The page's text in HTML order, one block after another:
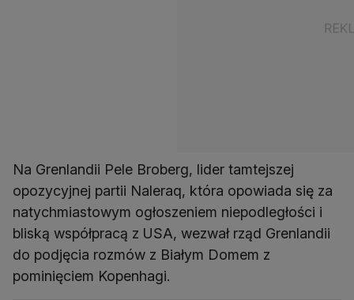
Na Grenlandii Pele Broberg, lider tamtejszej
opozycyjnej partii Naleraq, która opowiada się za
natychmiastowym ogłoszeniem niepodległości i
bliską współpracą z USA, wezwał rząd Grenlandii
do podjęcia rozmów z Białym Domem z
pominięciem Kopenhagi.